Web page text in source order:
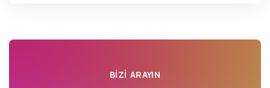
BIZI ARAYIN